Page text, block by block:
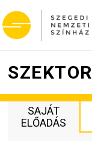
SZEKTOR
SAJÁT
ELŐADÁS